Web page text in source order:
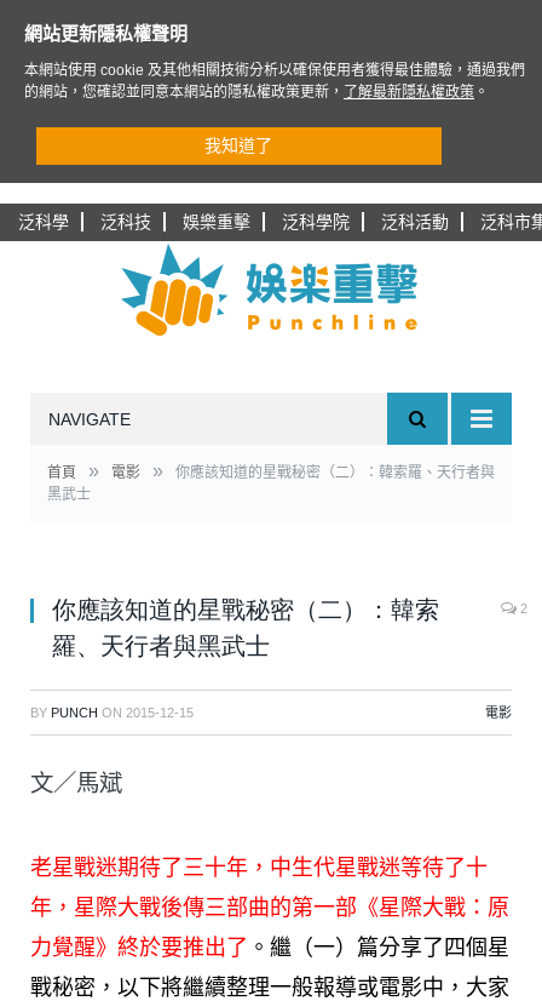
泛科學 泛科技 娛樂重擊 泛科學院 泛科活動 泛科市
NAVIGATE
首頁 » 電影 »
你應該知道的星戰秘密（二）：韓索羅、天行者與
黑武士
你應該知道的星戰秘密（二）：韓索
羅、天行者與黑武士
2
BY PUNCH ON 2015-12-15 電影
文／馬斌
老星戰迷期待了三十年，中生代星戰迷等待了十
年， 星際大戰後傳三部曲的第一部《星際大戰：原
力覺醒》終於要推出了 。繼（一）篇分享了四個星
戰秘密，以下將繼續整理一般報導或電影中，大家
網站更新隱私權聲明
本網站使用 cookie 及其他相關技術分析以確保使用者獲得最佳體驗，通過我們
的網站，您確認並同意本網站的隱私權政策更新，
了解最新隱私權政策 。
我知道了